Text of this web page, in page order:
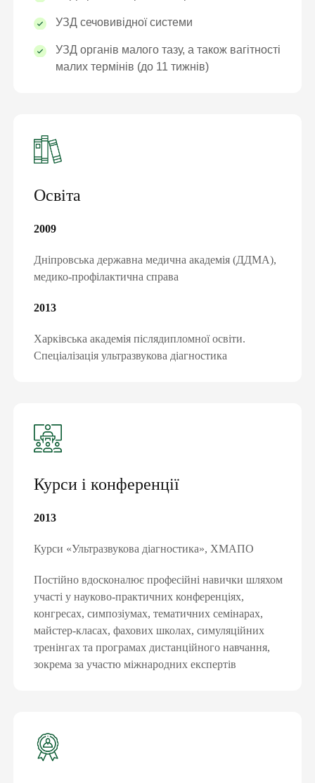
УЗД сечовивідної системи
УЗД органів малого тазу, а також вагітності
малих термінів (до 11 тижнів)
Освіта
2009
Дніпровська державна медична академія (ДДМА),
медико-профілактична справа
2013
Харківська академія післядипломної освіти.
Спеціалізація ультразвукова діагностика
Курси і конференції
2013
Курси «Ультразвукова діагностика», ХМАПО
Постійно вдосконалює професійні навички шляхом
участі у науково-практичних конференціях,
конгресах, симпозіумах, тематичних семінарах,
майстер-класах, фахових школах, симуляційних
тренінгах та програмах дистанційного навчання,
зокрема за участю міжнародних експертів
СІМЕЙНИМ ЛІКАРЕМ ТА ОТРИМАЙ
консультації сімейного лікаря, педіатра,
терапевта
довідки та лікарняні
«доступні ліки»
вакцинацію та інше